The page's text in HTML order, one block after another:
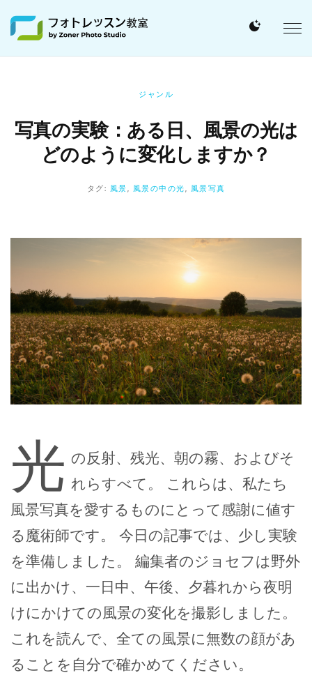
ジャンル
写真の実験：ある日、風景の光は
どのように変化しますか？
タグ: 風景 , 風景の中の光 , 風景写真
光 の反射、残光、朝の霧、およびそ
れらすべて。 これらは、私たち
風景写真を愛するものにとって感謝に値す
る魔術師です。 今日の記事では、少し実験
を準備しました。 編集者のジョセフは野外
に出かけ、一日中、午後、夕暮れから夜明
けにかけての風景の変化を撮影しました。
これを読んで、全ての風景に無数の顔があ
ることを自分で確かめてください。